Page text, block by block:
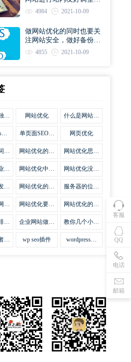
到符合优化规则
4984 2021-10-09
做网站优化的同时也要关
注网站安全，做好备份工
作 4855 2021-10-09
网站优化
什么是网站优
单页面SEO网
网页优化
优
网站优化的误
网站优化思路
要
网
网站优化中关
干问题
网站优化没有
味道
挥
网站优化的费
服务器的位置
影响
站
网站优化要不
网站优化的逆
名
企业网站做好
势
教你几个小技
页优化
，
wp seo插件
wordpress插
客服
QQ
电话
邮箱